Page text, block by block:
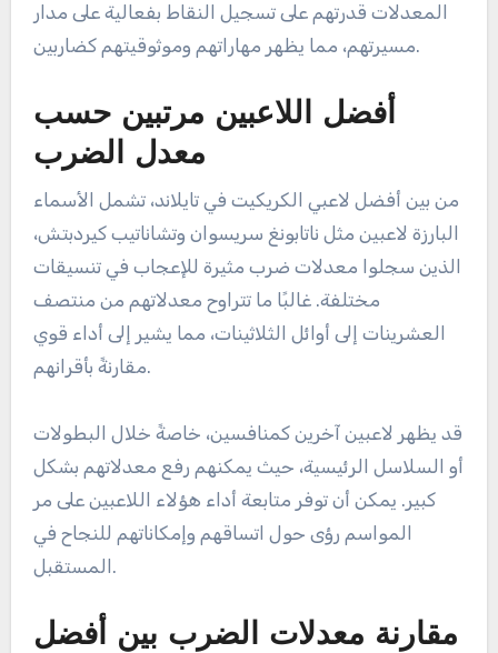
المعدلات قدرتهم على تسجيل النقاط بفعالية على مدار
مسيرتهم، مما يظهر مهاراتهم وموثوقيتهم كضاربين.
أفضل اللاعبين مرتبين حسب
معدل الضرب
من بين أفضل لاعبي الكريكيت في تايلاند، تشمل الأسماء
البارزة لاعبين مثل ناتابونغ سريسوان وتشاناتيب كيردبتش،
الذين سجلوا معدلات ضرب مثيرة للإعجاب في تنسيقات
مختلفة. غالبًا ما تتراوح معدلاتهم من منتصف
العشرينات إلى أوائل الثلاثينات، مما يشير إلى أداء قوي
مقارنةً بأقرانهم.
قد يظهر لاعبين آخرين كمنافسين، خاصةً خلال البطولات
أو السلاسل الرئيسية، حيث يمكنهم رفع معدلاتهم بشكل
كبير. يمكن أن توفر متابعة أداء هؤلاء اللاعبين على مر
المواسم رؤى حول اتساقهم وإمكاناتهم للنجاح في
المستقبل.
مقارنة معدلات الضرب بين أفضل